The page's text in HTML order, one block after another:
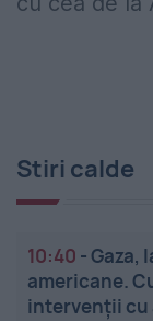
Stiri calde
10:40 -Gaza,
americane.
intervenții cu